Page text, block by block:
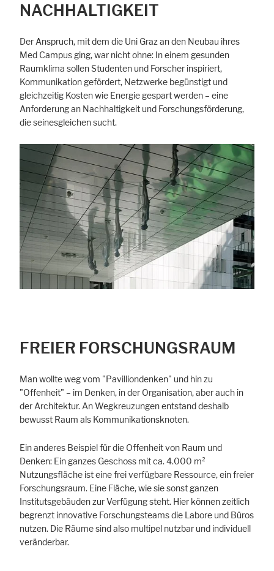
NACHHALTIGKEIT
Der Anspruch, mit dem die Uni Graz an den Neubau ihres
Med Campus ging, war nicht ohne: In einem gesunden
Raumklima sollen Studenten und Forscher inspiriert,
Kommunikation gefördert, Netzwerke begünstigt und
gleichzeitig Kosten wie Energie gespart werden – eine
Anforderung an Nachhaltigkeit und Forschungsförderung,
die seinesgleichen sucht.
FREIER FORSCHUNGSRAUM
Man wollte weg vom "Pavilliondenken" und hin zu
"Offenheit" – im Denken, in der Organisation, aber auch in
der Architektur. An Wegkreuzungen entstand deshalb
bewusst Raum als Kommunikationsknoten.
Ein anderes Beispiel für die Offenheit von Raum und
Denken: Ein ganzes Geschoss mit ca. 4.000 m²
Nutzungsfläche ist eine frei verfügbare Ressource, ein freier
Forschungsraum. Eine Fläche, wie sie sonst ganzen
Institutsgebäuden zur Verfügung steht. Hier können zeitlich
begrenzt innovative Forschungsteams die Labore und Büros
nutzen. Die Räume sind also multipel nutzbar und individuell
veränderbar.
Cookie Informationen anzeigen
Marketing und Statistik
Statistik Cookies erfassen Informationen anonym. Diese Informationen
Cookie Informationen anzeigen